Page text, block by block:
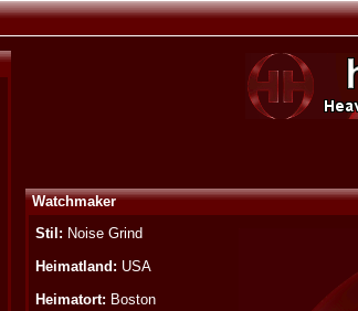
Watchmaker
Stil: Noise Grind
Heimatland: USA
Heimatort: Boston